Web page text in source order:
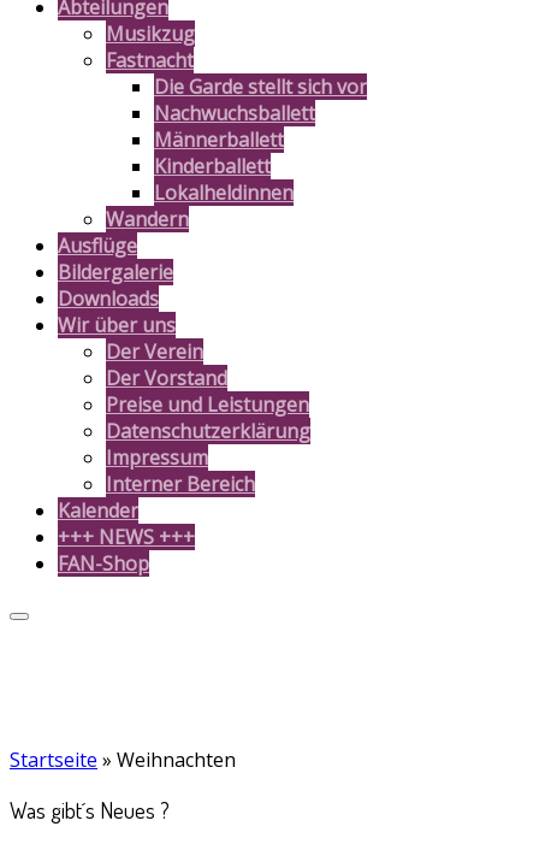
Abteilungen
Musikzug
Fastnacht
Die Garde stellt sich vor
Nachwuchsballett
Männerballett
Kinderballett
Lokalheldinnen
Wandern
Ausflüge
Bildergalerie
Downloads
Wir über uns
Der Verein
Der Vorstand
Preise und Leistungen
Datenschutzerklärung
Impressum
Interner Bereich
Kalender
+++ NEWS +++
FAN-Shop
Startseite » Weihnachten
Was gibt´s Neues ?